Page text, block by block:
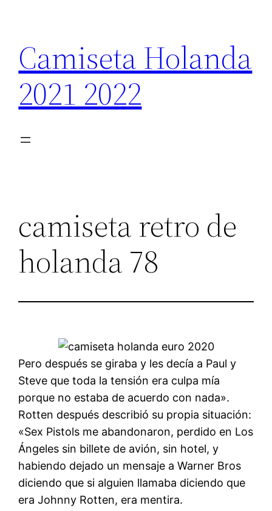
contenido
Camiseta Holanda
2021 2022
camiseta retro de
holanda 78
Pero después se giraba y les decía a Paul y
Steve que toda la tensión era culpa mía
porque no estaba de acuerdo con nada».
Rotten después describió su propia situación:
«Sex Pistols me abandonaron, perdido en Los
Ángeles sin billete de avión, sin hotel, y
habiendo dejado un mensaje a Warner Bros
diciendo que si alguien llamaba diciendo que
era Johnny Rotten, era mentira.